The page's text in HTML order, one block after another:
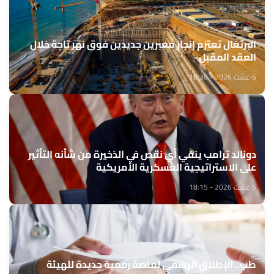
البرتغال تعتزم إنجاز معبرين جديدين فوق نهر تاجة خلال
العقد المقبل
6 غشت 2026 - 18:36
دونالد ترامب ينفي أي نقص في الذخيرة من شأنه التأثير
على الاستراتيجية العسكرية الأمريكية
6 غشت 2026 - 18:15
طب.. الإطلاق الرسمي لمنصة رقمية جديدة للهيئة